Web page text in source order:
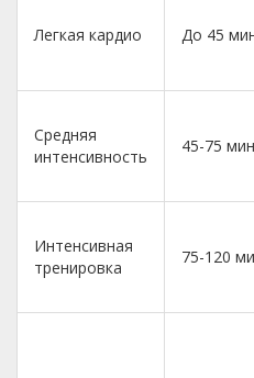
Легкая кардио До 45
Средняя
интенсивность
45-75 мин
Интенсивная
тренировка
75-120